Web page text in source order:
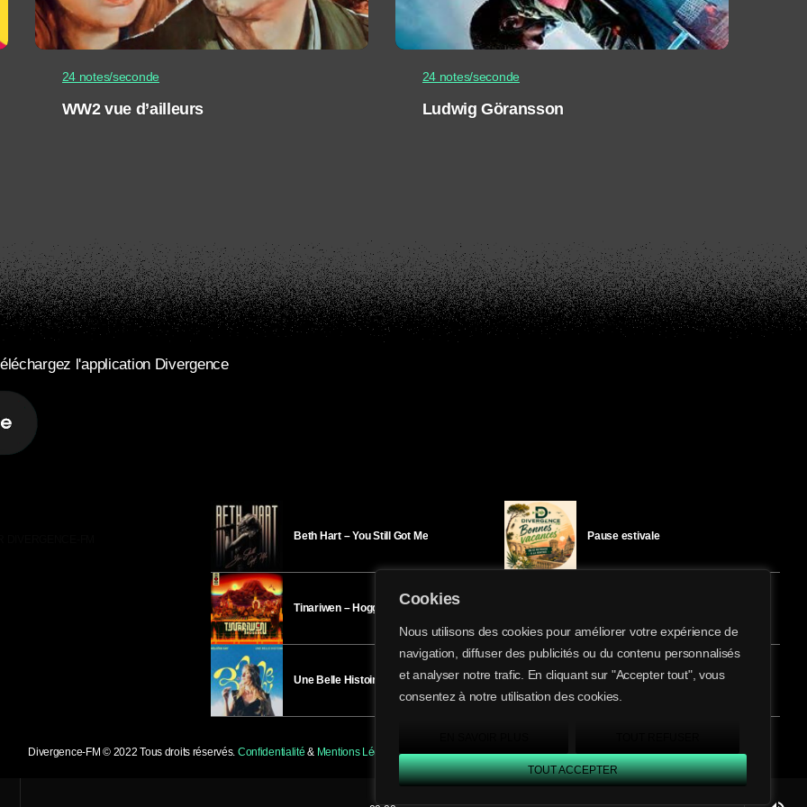
Cookies
Nous utilisons des cookies pour améliorer votre expérience de
navigation, diffuser des publicités ou du contenu personnalisés
et analyser notre trafic. En cliquant sur "Accepter tout", vous
consentez à notre utilisation des cookies.
TOUT ACCEPTER
share
email
24 notes/seconde
WW2 vue d’ailleurs
24 notes/seconde
Ludwig Göransson
l'application Divergence
Beth Hart – You Still Got Me
Tinariwen – Hoggar
Une Belle Histoire – Héloïse Bay
Pause estivale
Ici l’Ombre – mardi 28 juillet
Divergence-FM © 2022 Tous droits réservés. Confidentialité & Mentions Légales.